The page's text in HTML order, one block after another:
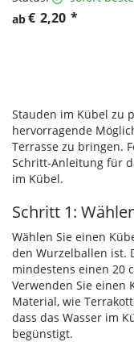
ab€ 2,20 *
Stauden im Kübel zu
hervorragende
Terrasse zu bringen.
Schritt-Anleitung für
im Kübel.
Schritt 1:
Wählen Sie einen
den Wurzelballen ist.
mindestens einen 20
Verwenden Sie einen
Material, wie
dass das Wasser im
begünstigt.